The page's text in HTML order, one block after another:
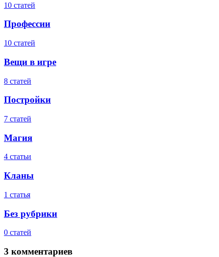
10 статей
Профессии
10 статей
Вещи в игре
8 статей
Постройки
7 статей
Магия
4 статьи
Кланы
1 статья
Без рубрики
0 статей
3 комментариев